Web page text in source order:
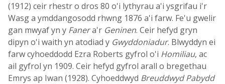
(1912) ceir rhestr o dros 80 o'i lythyrau a'i ysgrifau i'r
Wasg a ymddangosodd rhwng 1876 a'i farw. Fe'u gwelir
gan mwyaf yn y Fanera'r Geninen. Ceir hefyd gryn
dipyn o'i waith yn atodiad y Gwyddoniadur. Blwyddyn ei
farw cyhoeddodd Ezra Roberts gyfrol o'i Homiliau, ac
ail gyfrol yn 1909. Ceir hefyd gyfrol arall o bregethau
Emrys ap Iwan (1928). Cyhoeddwyd Breuddwyd Pabydd